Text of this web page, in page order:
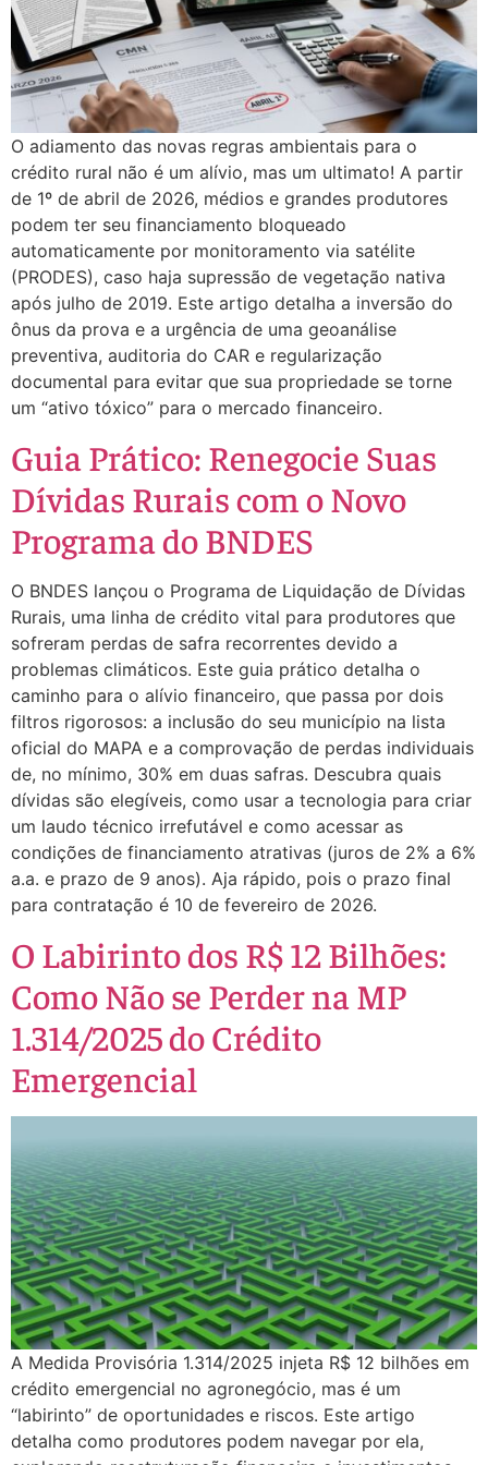
O adiamento das novas regras ambientais para o
crédito rural não é um alívio, mas um ultimato! A partir
de 1º de abril de 2026, médios e grandes produtores
podem ter seu financiamento bloqueado
automaticamente por monitoramento via satélite
(PRODES), caso haja supressão de vegetação nativa
após julho de 2019. Este artigo detalha a inversão do
ônus da prova e a urgência de uma geoanálise
preventiva, auditoria do CAR e regularização
documental para evitar que sua propriedade se torne
um “ativo tóxico” para o mercado financeiro.
Guia Prático: Renegocie Suas
Dívidas Rurais com o Novo
Programa do BNDES
O BNDES lançou o Programa de Liquidação de Dívidas
Rurais, uma linha de crédito vital para produtores que
sofreram perdas de safra recorrentes devido a
problemas climáticos. Este guia prático detalha o
caminho para o alívio financeiro, que passa por dois
filtros rigorosos: a inclusão do seu município na lista
oficial do MAPA e a comprovação de perdas individuais
de, no mínimo, 30% em duas safras. Descubra quais
dívidas são elegíveis, como usar a tecnologia para criar
um laudo técnico irrefutável e como acessar as
condições de financiamento atrativas (juros de 2% a 6%
a.a. e prazo de 9 anos). Aja rápido, pois o prazo final
para contratação é 10 de fevereiro de 2026.
O Labirinto dos R$ 12 Bilhões:
Como Não se Perder na MP
1.314/2025 do Crédito
Emergencial
A Medida Provisória 1.314/2025 injeta R$ 12 bilhões em
crédito emergencial no agronegócio, mas é um
“labirinto” de oportunidades e riscos. Este artigo
detalha como produtores podem navegar por ela,